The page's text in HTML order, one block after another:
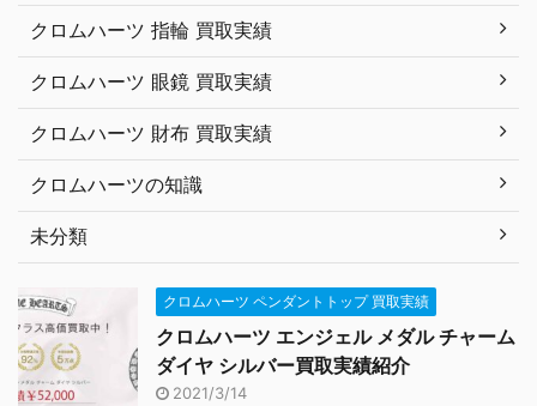
クロムハーツ 指輪 買取実績
クロムハーツ 眼鏡 買取実績
クロムハーツ 財布 買取実績
クロムハーツの知識
未分類
クロムハーツ ペンダントトップ 買取実績
クロムハーツ エンジェル メダル チャーム
ダイヤ シルバー買取実績紹介
2021/3/14